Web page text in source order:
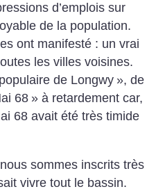
d’emplois sur
de la population.
ont manifesté : un vrai
les villes voisines.
de Longwy », de
68 » à retardement car,
68 avait été très timide
sommes inscrits très
vivre tout le bassin.